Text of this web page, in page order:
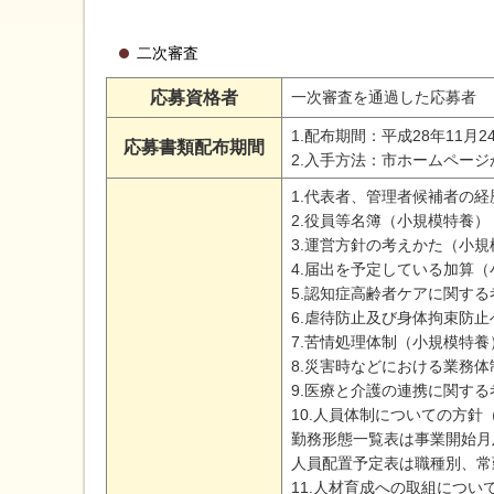
二次審査
応募資格者 一次審査を通過した応募者
応募書類配布期間
1.配布期間：平成28年11月
2.入手方法：市ホームペー
1.代表者、管理者候補者の
2.役員等名簿（小規模特養
3.運営方針の考えかた（小
4.届出を予定している加算
5.認知症高齢者ケアに関す
6.虐待防止及び身体拘束防
7.苦情処理体制（小規模特
8.災害時などにおける業務
9.医療と介護の連携に関す
10.人員体制についての方針
勤務形態一覧表は事業開始
人員配置予定表は職種別、
11.人材育成への取組につい